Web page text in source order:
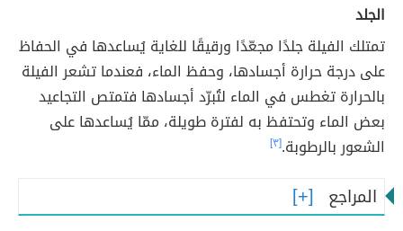
الجلد
تمتلك الفيلة جلدًا مجعّدًا ورقيقًا للغاية يُساعدها في الحفاظ
على درجة حرارة أجسادها، وحفظ الماء، فعندما تشعر الفيلة
بالحرارة تغطس في الماء لتُبرّد أجسادها فتمتص التجاعيد
بعض الماء وتحتفظ به لفترة طويلة، ممّا يُساعدها على
الشعور بالرطوبة.[٣]
المراجع